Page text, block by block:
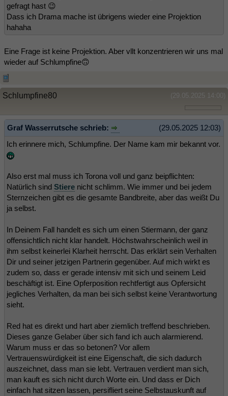
gefragt hast 😉
Dass ich Drama mache ist übrigens wieder eine Projektion
hahaha
Eine Frage ist keine Projektion. Aber vllt konzentrieren wir uns mal
wieder auf Schlumpfine🙃
(29.05.2025 14:00)
Schlumpfine80
(29.05.2025 12:03)
Graf Wasserrutsche schrieb:
Ich erinnere mich, Schlumpfine. Der Name kam mir bekannt vor.
Also erst mal muss ich Torona voll und ganz beipflichten:
Natürlich sind Stiere nicht schlimm. Wie immer und bei jedem
Sternzeichen gibt es die gesamte Bandbreite, aber das weißt Du
ja selbst.
In Deinem Fall handelt es sich um einen Stiermann, der ganz
offensichtlich nicht klar handelt. Höchstwahrscheinlich weil in
ihm selbst keinerlei Klarheit herrscht. Das erklärt sein Verhalten
Dir und seiner jetzigen Partnerin gegenüber. Auf mich wirkt es
zudem so, dass er gerade intensiv mit sich und seinem Leid
beschäftigt ist. Eine Opferposition rechtfertigt aus Opfersicht
jegliches Verhalten, da man bei sich selbst keine Verantwortung
sieht.
Red hat es direkt und hart aber ziemlich treffend beschrieben.
Dieses ganze Gelaber über sich fand ich auch alarmierend.
Warum muss er das so betonen? Vor allem
Vertrauenswürdigkeit ist eine Eigenschaft, die sich dadurch
auszeichnet, dass man sie lebt. Vertrauen verdient man sich,
man kauft es sich nicht durch Worte ein. Und dass er Dich
einfach hat sitzen lassen, persifliert seine Selbstauskunft auf